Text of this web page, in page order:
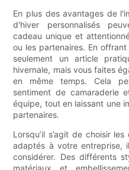
En plus des avantages de
d'hiver personnalisés
cadeau unique et
ou les partenaires. En
seulement un article
hivernale, mais vous faites
en même temps. Cela
sentiment de camaraderie
équipe, tout en laissant une
partenaires.
Lorsqu’il s’agit de choisir
adaptés à votre entreprise,
considérer. Des différents